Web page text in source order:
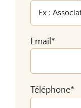
Email*
Téléphone*